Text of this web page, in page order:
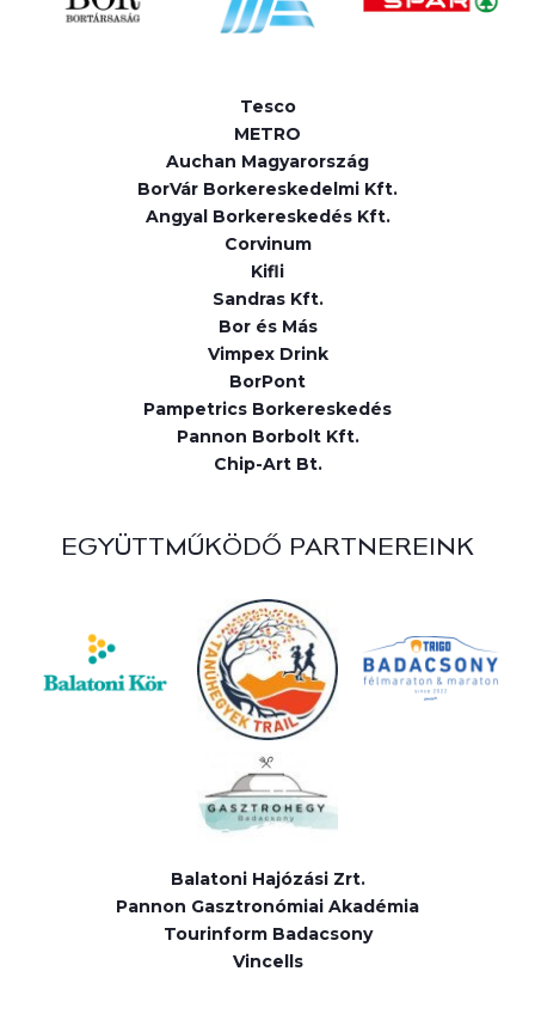
Tesco
METRO
Auchan Magyarország
BorVár Borkereskedelmi Kft.
Angyal Borkereskedés Kft.
Corvinum
Kifli
Sandras Kft.
Bor és Más
Vimpex Drink
BorPont
Pampetrics Borkereskedés
Pannon Borbolt Kft.
Chip-Art Bt.
EGYÜTTMŰKÖDŐ PARTNEREINK
Balatoni Hajózási Zrt.
Pannon Gasztronómiai Akadémia
Tourinform Badacsony
Vincells